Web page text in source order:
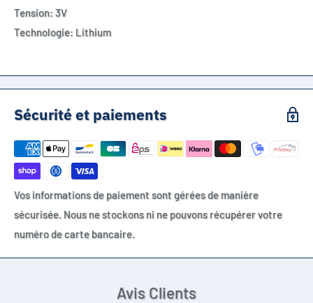
Tension: 3V
Technologie: Lithium
Sécurité et paiements
Vos informations de paiement sont gérées de manière
sécurisée. Nous ne stockons ni ne pouvons récupérer votre
numéro de carte bancaire.
Avis Clients